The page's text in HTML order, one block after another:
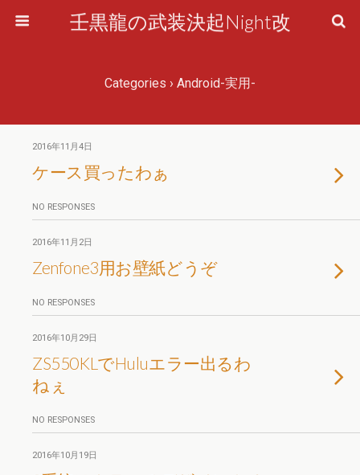
壬黒龍の武装決起Night改
Categories › Android-実用-
2016年11月4日
ケース買ったわぁ
NO RESPONSES
2016年11月2日
Zenfone3用お壁紙どうぞ
NO RESPONSES
2016年10月29日
ZS550KLでHuluエラー出るわ
ねぇ
NO RESPONSES
2016年10月19日